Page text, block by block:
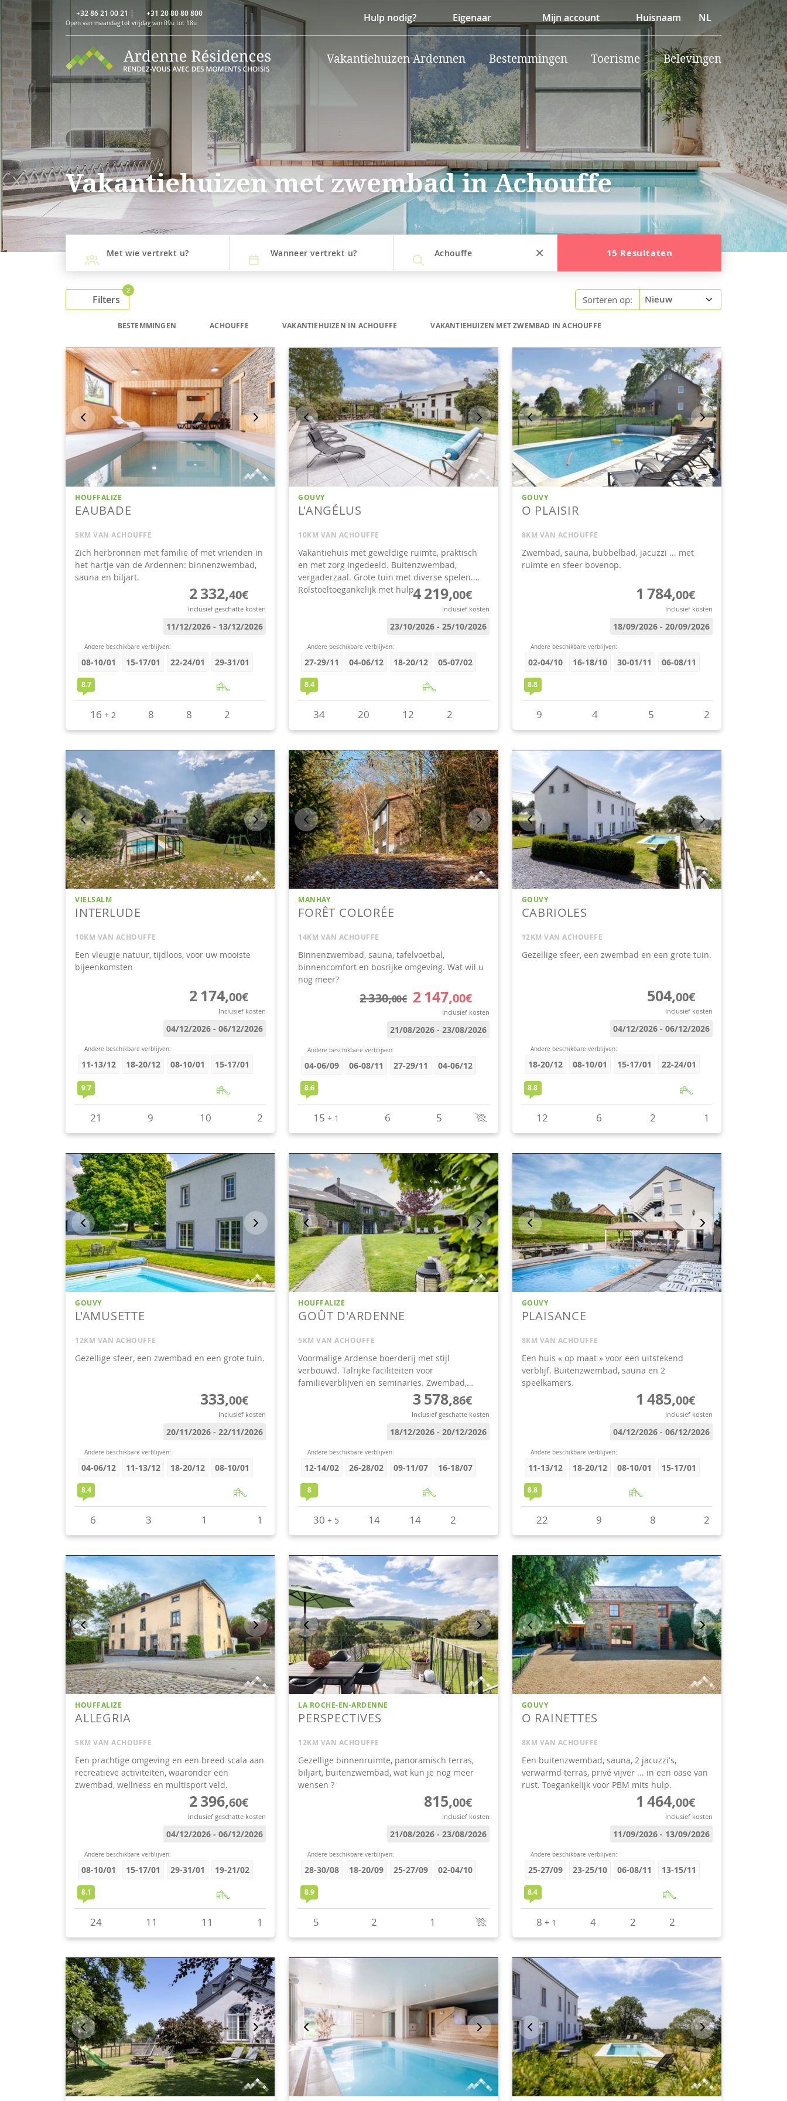
+32 86 21 00 21 | +31 20 80 80 800
Open van maandag tot vrijdag van 09u tot 18u Hulp nodig? Eigenaar Mijn account Huisnaam NL
Vakantiehuizen Ardennen Bestemmingen Toerisme Belevingen
Vakantiehuizen met zwembad in Achouffe
Met wie vertrekt u? Wanneer vertrekt u? Achouffe 15 Resultaten
Filters
2
Sorteren op:
BESTEMMINGEN ACHOUFFE VAKANTIEHUIZEN IN ACHOUFFE VAKANTIEHUIZEN MET ZWEMBAD IN ACHOUFFE